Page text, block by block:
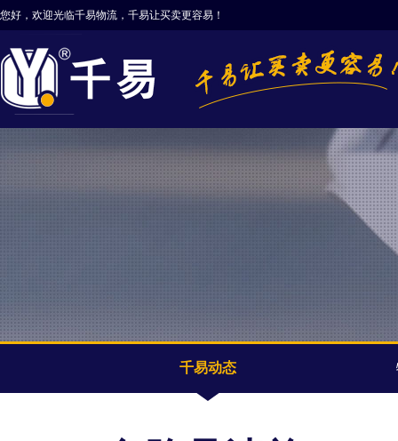
您好，欢迎光临千易物流，千易让买卖更容易！
千易动态